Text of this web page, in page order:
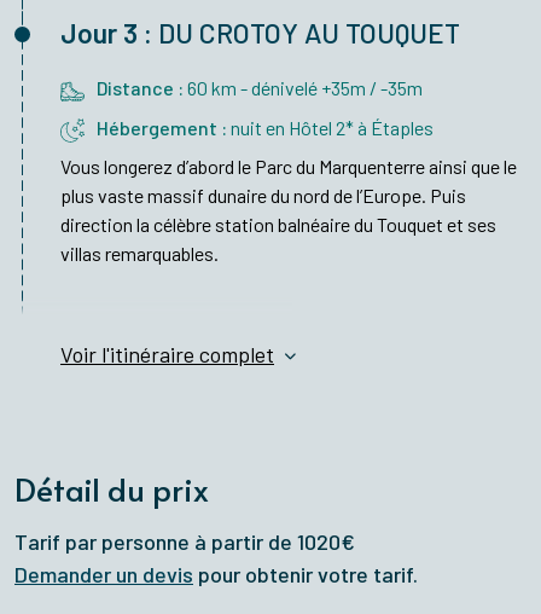
Jour 3 : DU CROTOY AU TOUQUET
Distance : 60 km - dénivelé +35m / -35m
Hébergement : nuit en Hôtel 2* à Étaples
Vous longerez d’abord le Parc du Marquenterre ainsi que le
plus vaste massif dunaire du nord de l’Europe. Puis
direction la célèbre station balnéaire du Touquet et ses
villas remarquables.
Voir l'itinéraire complet
Détail du prix
Tarif par personne à partir de 1020€
Demander un devis pour obtenir votre tarif.